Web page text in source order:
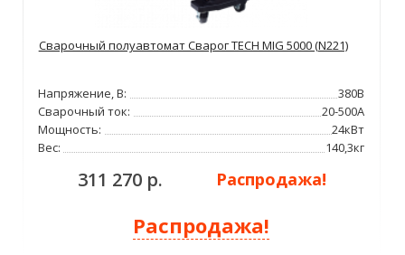
Сварочный полуавтомат Сварог TECH MIG 5000 (N221)
Напряжение, В:
380В
Сварочный ток:
20-500А
Мощность:
24кВт
Вес:
140,3кг
311 270 р. Распродажа!
Распродажа!